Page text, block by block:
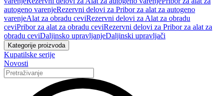
autogeno varenjeRezervni delovi za Pribor za alat za autogeno
varenjeAlat za obradu ceviRezervni delovi za Alat za obradu
ceviPribor za alat za obradu ceviRezervni delovi za Pribor za alat za
obradu ceviDaljinsko upravljanjeDaljinski upravljači
Kategorije proizvoda
Kupatilske serije
Novosti